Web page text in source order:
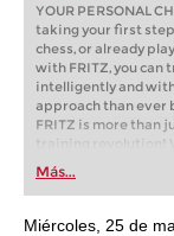
YOUR PERSONAL
taking your first
chess, or already
with FRITZ, you
intelligently and
approach than ever
FRITZ is more than
training revolution!
first steps into the
playing at a
train more
more personalised
Más...
Miércoles, 25 de